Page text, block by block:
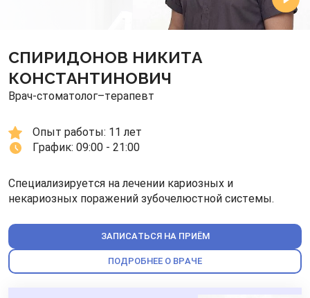
СПИРИДОНОВ НИКИТА
КОНСТАНТИНОВИЧ
Врач-стоматолог–терапевт
Опыт работы: 11 лет
График: 09:00 - 21:00
Специализируется на лечении кариозных и
некариозных поражений зубочелюстной системы.
ЗАПИСАТЬСЯ НА ПРИЁМ
ПОДРОБНЕЕ О ВРАЧЕ